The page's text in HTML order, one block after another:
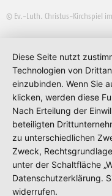
© Ev.-Luth. Christus-Kirchspiel
Diese Seite nutzt
Technologien von
einzubinden. Wenn Sie
klicken, werden diese
Nach Erteilung der
beteiligten
zu unterschiedlichen
Zweck,
unter der Schaltfläche
Datenschutzerklärung.
widerrufen.